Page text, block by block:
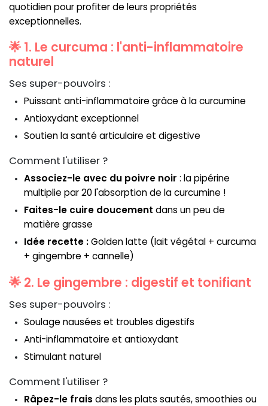
quotidien pour profiter de leurs propriétés
exceptionnelles.
🌟 1. Le curcuma : l'anti-inflammatoire
naturel
Ses super-pouvoirs :
Puissant anti-inflammatoire grâce à la curcumine
Antioxydant exceptionnel
Soutien la santé articulaire et digestive
Comment l'utiliser ?
Associez-le avec du poivre noir : la pipérine
multiplie par 20 l'absorption de la curcumine !
Faites-le cuire doucement dans un peu de
matière grasse
Idée recette :Golden latte (lait végétal + curcuma
+ gingembre + cannelle)
🌟 2. Le gingembre : digestif et tonifiant
Ses super-pouvoirs :
Soulage nausées et troubles digestifs
Anti-inflammatoire et antioxydant
Stimulant naturel
Comment l'utiliser ?
Râpez-le frais dans les plats sautés, smoothies ou